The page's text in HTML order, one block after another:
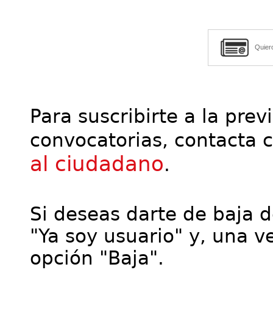
Para suscribirte a la
convocatorias, contacta
al ciudadano.
Si deseas darte de baja
"Ya soy usuario" y, una
opción "Baja".